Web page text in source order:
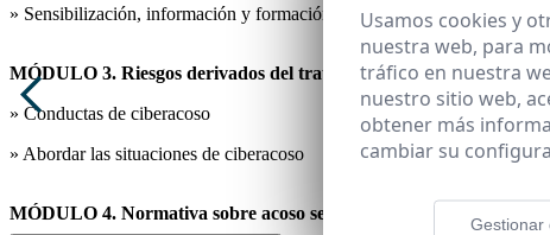
» Sensibilización, información y formación para prevenir y erradicar el
MÓDULO 3. Riesgos derivados del tratamiento de imágenes y
» Conductas de ciberacoso
» Abordar las situaciones de ciberacoso
MÓDULO 4. Normativa sobre acoso sexual y acoso por razón de
Usamos cookies y
nuestra web, para
tráfico en nuestra
nuestro sitio web,
obtener más
cambiar su
Gestionar